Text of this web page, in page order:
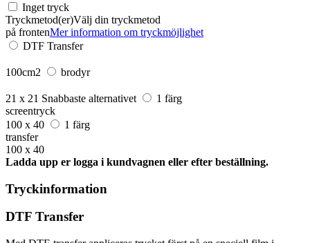
Inget tryck
Tryckmetod(er)Välj din tryckmetod
på frontenMer information om tryckmöjlighet
DTF Transfer
100cm2 brodyr
21 x 21 Snabbaste alternativet
1 färg
screentryck
100 x 40
1 färg
transfer
100 x 40
Ladda upp er logga i kundvagnen eller efter beställning.
Tryckinformation
DTF Transfer